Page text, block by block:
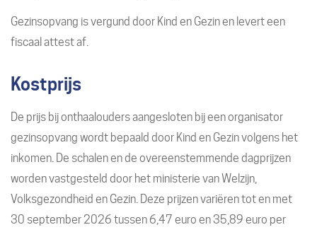
Gezinsopvang is vergund door Kind en Gezin en levert een
fiscaal attest af.
Kostprijs
De prijs bij onthaalouders aangesloten bij een organisator
gezinsopvang wordt bepaald door Kind en Gezin volgens het
inkomen. De schalen en de overeenstemmende dagprijzen
worden vastgesteld door het ministerie van Welzijn,
Volksgezondheid en Gezin. Deze prijzen variëren tot en met
30 september 2026 tussen 6,47 euro en 35,89 euro per